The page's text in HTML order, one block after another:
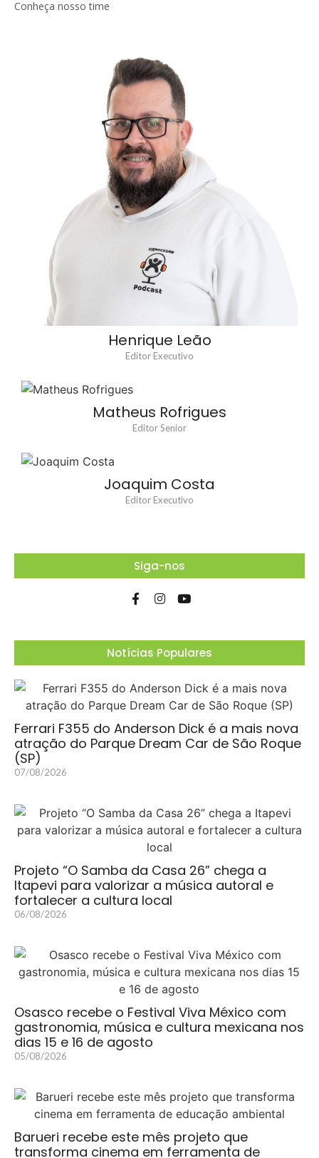
Conheça nosso time
Henrique Leão
Editor Executivo
Matheus Rofrigues
Editor Senior
Joaquim Costa
Editor Executivo
Siga-nos
Notícias Populares
Ferrari F355 do Anderson Dick é a mais nova
atração do Parque Dream Car de São Roque
(SP)
07/08/2026
Projeto “O Samba da Casa 26” chega a
Itapevi para valorizar a música autoral e
fortalecer a cultura local
06/08/2026
Osasco recebe o Festival Viva México com
gastronomia, música e cultura mexicana nos
dias 15 e 16 de agosto
05/08/2026
Barueri recebe este mês projeto que
transforma cinema em ferramenta de